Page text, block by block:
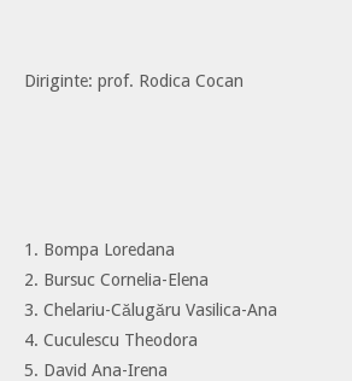
Diriginte: prof. Rodica Cocan
1. Bompa Loredana
2. Bursuc Cornelia-Elena
3. Chelariu-Călugăru Vasilica-Ana
4. Cuculescu Theodora
5. David Ana-Irena